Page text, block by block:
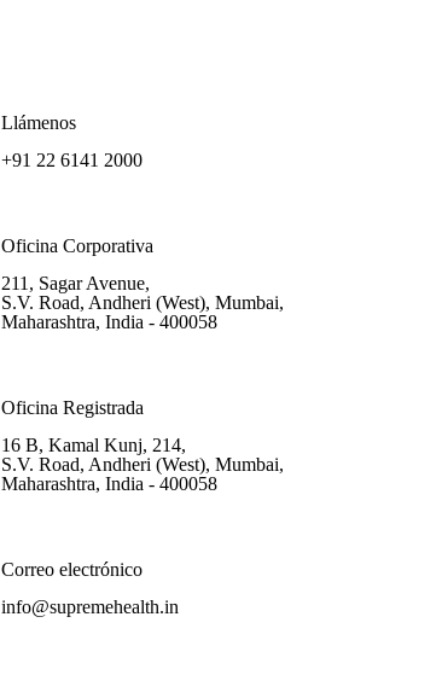
Llámenos
+91 22 6141 2000
Oficina Corporativa
211, Sagar Avenue,
S.V. Road, Andheri (West), Mumbai,
Maharashtra, India - 400058
Oficina Registrada
16 B, Kamal Kunj, 214,
S.V. Road, Andheri (West), Mumbai,
Maharashtra, India - 400058
Correo electrónico
info@supremehealth.in